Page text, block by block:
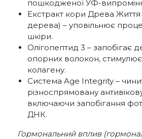
пошкодженої УФ-
Екстракт кори Древа
дерева) – уповільнює
шкіри.
Олігопептид 3 – запобігає
опорних волокон,
колагену.
Система Age Integrity –
різноспрямовану
включаючи запобігання
ДНК.
Гормональний вплив